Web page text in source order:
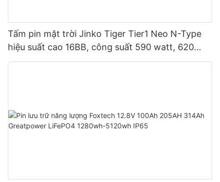
Tấm pin mặt trời Jinko Tiger Tier1 Neo N-Type
hiệu suất cao 16BB, công suất 590 watt, 620
watt, 630 watt, 650 watt, dạng module hai mặt.